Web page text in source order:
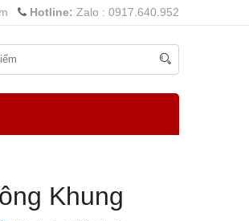
Hotline: Zalo : 0917.640.952
Khung